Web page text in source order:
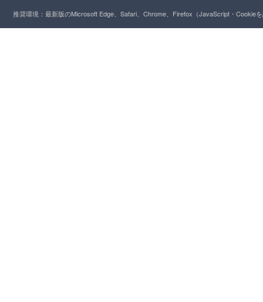
推奨環境：最新版のMicrosoft Edge、Safari、Chrome、Firefox（JavaScript・Cookie